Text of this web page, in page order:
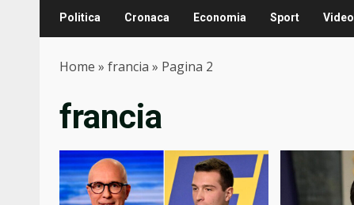
Politica Cronaca Economia Sport Video
Home » francia » Pagina 2
francia